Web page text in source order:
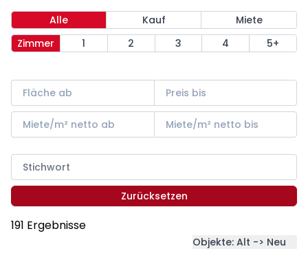
Alle Kauf
Miete
Zimmer
1 2 3 4 5+
Zurücksetzen
191 Ergebnisse
Objekte: Alt -> Neu